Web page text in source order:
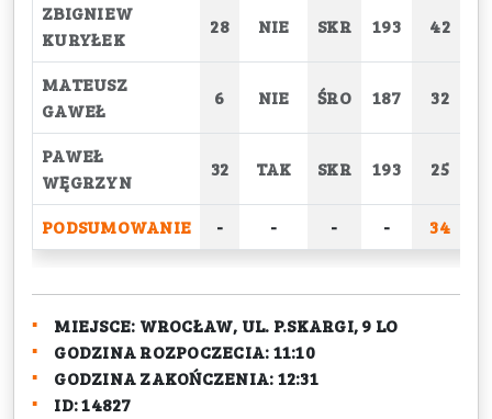
ZBIGNIEW
KURYŁEK
28 NIE SKR 193 42
MATEUSZ
GAWEŁ
6 NIE ŚRO 187 32
PAWEŁ
WĘGRZYN
32 TAK SKR 193 25
PODSUMOWANIE - - - - 34
MIEJSCE: WROCŁAW, UL. P.SKARGI, 9 LO
GODZINA ROZPOCZECIA:11:10
GODZINA ZAKOŃCZENIA:12:31
ID:14827